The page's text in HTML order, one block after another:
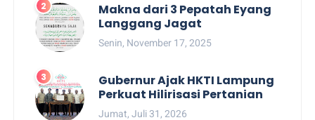
Makna dari 3 Pepatah Eyang
Langgang Jagat
Senin, November 17, 2025
Gubernur Ajak HKTI Lampung
Perkuat Hilirisasi Pertanian
Jumat, Juli 31, 2026